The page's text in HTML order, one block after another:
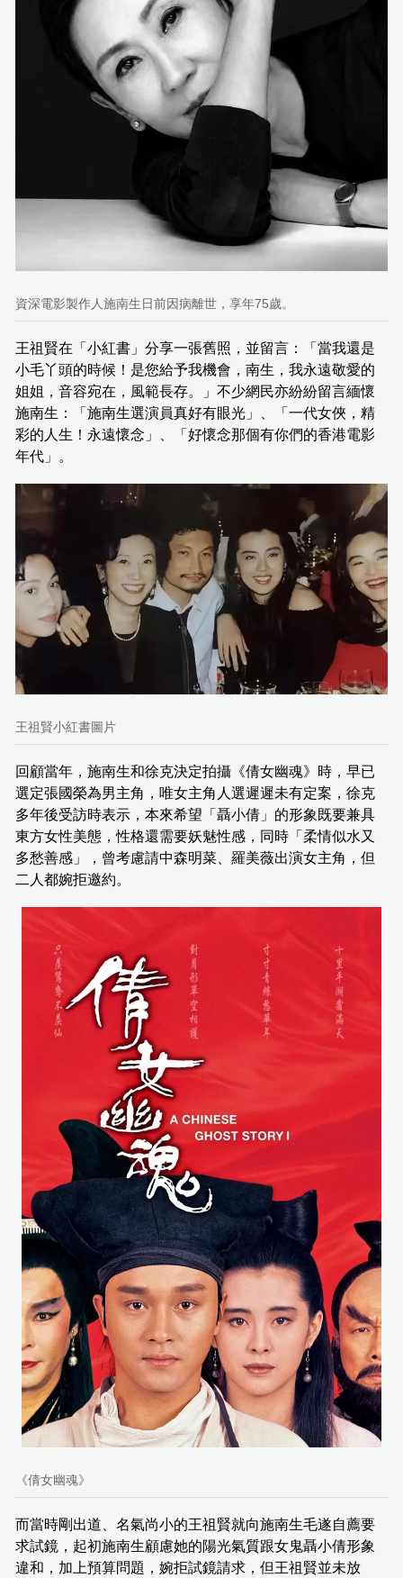
資深電影製作人施南生日前因病離世，享年75歲。
王祖賢在「小紅書」分享一張舊照，並留言：「當我還是
小毛丫頭的時候！是您給予我機會，南生，我永遠敬愛的
姐姐，音容宛在，風範長存。」不少網民亦紛紛留言緬懷
施南生：「施南生選演員真好有眼光」、「一代女俠，精
彩的人生！永遠懷念」、「好懷念那個有你們的香港電影
年代」。
王祖賢小紅書圖片
回顧當年，施南生和徐克決定拍攝《倩女幽魂》時，早已
選定張國榮為男主角，唯女主角人選遲遲未有定案，徐克
多年後受訪時表示，本來希望「聶小倩」的形象既要兼具
東方女性美態，性格還需要妖魅性感，同時「柔情似水又
多愁善感」，曾考慮請中森明菜、羅美薇出演女主角，但
二人都婉拒邀約。
《倩女幽魂》
而當時剛出道、名氣尚小的王祖賢就向施南生毛遂自薦要
求試鏡，起初施南生顧慮她的陽光氣質跟女鬼聶小倩形象
違和，加上預算問題，婉拒試鏡請求，但王祖賢並未放